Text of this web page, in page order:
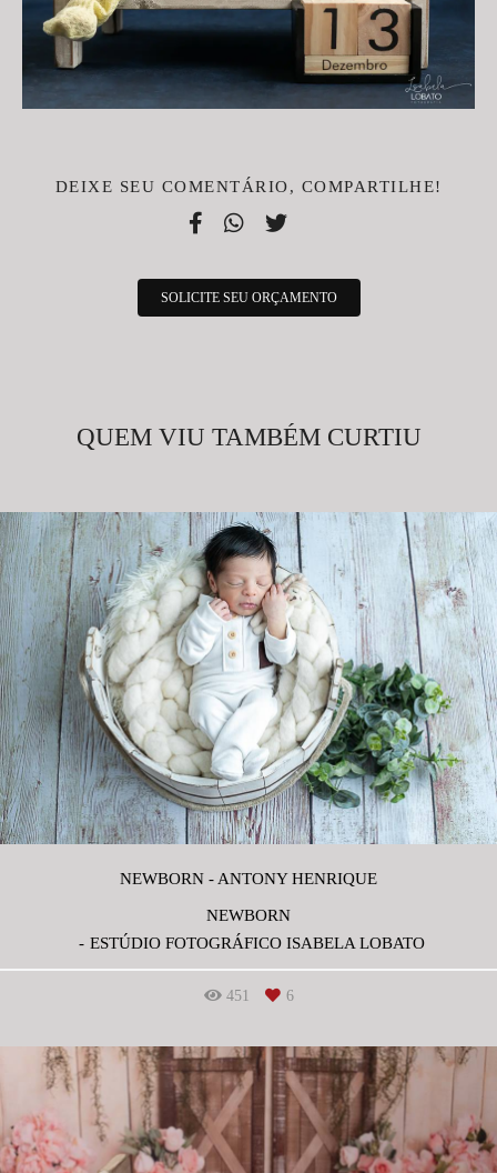
DEIXE SEU COMENTÁRIO, COMPARTILHE!
SOLICITE SEU ORÇAMENTO
QUEM VIU TAMBÉM CURTIU
NEWBORN - ANTONY HENRIQUE
NEWBORN
ESTÚDIO FOTOGRÁFICO ISABELA LOBATO
451 6